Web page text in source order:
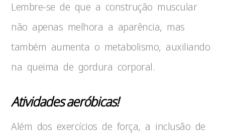
Lembre-se de que a construção muscular
não apenas melhora a aparência, mas
também aumenta o metabolismo, auxiliando
na queima de gordura corporal.
Atividades aeróbicas!
Além dos exercícios de força, a inclusão de